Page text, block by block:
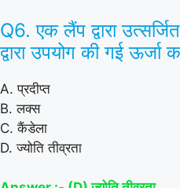
Q6. एक लैंप द्वारा
द्वारा उपयोग की गई ऊर्जा
A. प्रदीप्त
B. लक्स
C. कैंडेला
D. ज्योति तीव्रता